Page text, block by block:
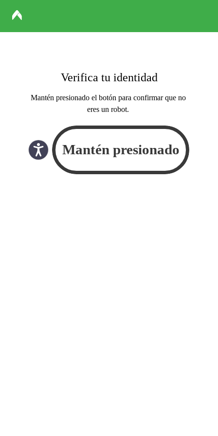
Verifica tu identidad
Mantén presionado el botón para confirmar que no
eres un robot.